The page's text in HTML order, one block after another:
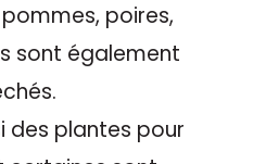
poires,
sont également
des plantes pour